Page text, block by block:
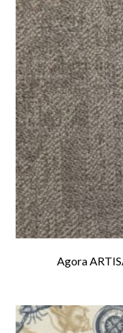
Agora